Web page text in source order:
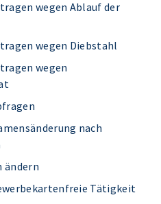
wegen Ablauf der
wegen Diebstahl
wegen
nach
ändern
Tätigkeit